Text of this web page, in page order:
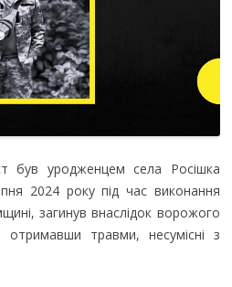
був уродженцем села Росішка
2024 року під час виконання
загинув внаслідок ворожого
отримавши травми, несумісні з